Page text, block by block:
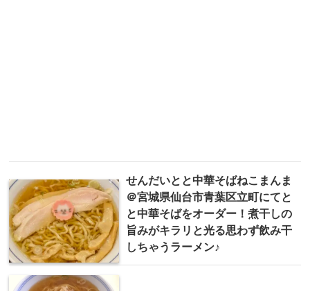
せんだいとと中華そばねこまんま
＠宮城県仙台市青葉区立町にてと
と中華そばをオーダー！煮干しの
旨みがキラリと光る思わず飲み干
しちゃうラーメン♪